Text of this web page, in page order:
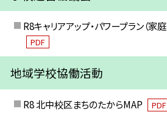
R8キャリアアップ・パワープラン（家
PDF
地域学校協働活動
R8 北中校区まちのたからMAP PDF